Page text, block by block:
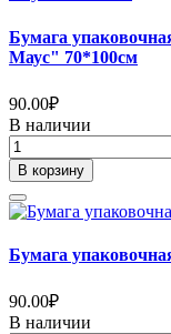
Бумага
Маус" 70*100см
90.00₽
В наличии
В корзину
Бумага
90.00₽
В наличии